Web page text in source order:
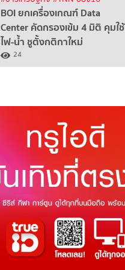
BOI ยกเครื่องเกณฑ์ Data
Center คัดกรองเข้ม 4 มิติ คุมใช้
ไฟ-น้ำ ชูตั้งกติกาใหม่
24